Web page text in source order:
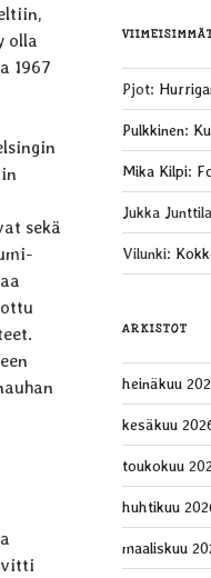
olla
1967
sekä
Pjot:
Pulkkinen:
Mika Kilpi:
Jukka Junttila
Vilunki:
ARKISTOT
heinäkuu
kesäkuu
toukokuu
huhtikuu
maaliskuu